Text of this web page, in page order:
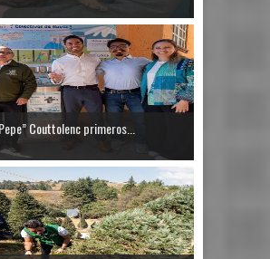
Couttolenc primeros...